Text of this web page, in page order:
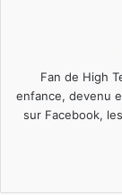
Fan de High
enfance, devenu
sur Facebook,